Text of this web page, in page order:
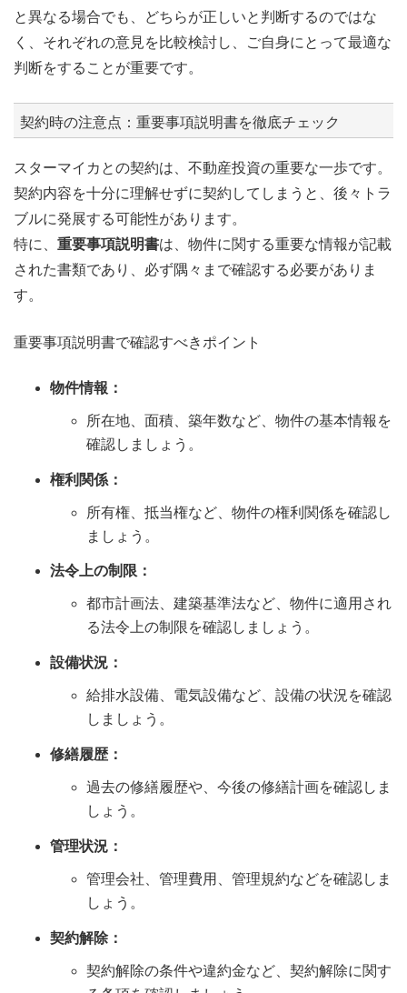
と異なる場合でも、どちらが正しいと判断するのではな
く、それぞれの意見を比較検討し、ご自身にとって最適な
判断をすることが重要です。
契約時の注意点：重要事項説明書を徹底チェック
スターマイカとの契約は、不動産投資の重要な一歩です。
契約内容を十分に理解せずに契約してしまうと、後々トラ
ブルに発展する可能性があります。
特に、 重要事項説明書は、物件に関する重要な情報が記載
された書類であり、必ず隅々まで確認する必要がありま
す。
重要事項説明書で確認すべきポイント
物件情報：
所在地、面積、築年数など、物件の基本情報を
確認しましょう。
権利関係：
所有権、抵当権など、物件の権利関係を確認し
ましょう。
法令上の制限：
都市計画法、建築基準法など、物件に適用され
る法令上の制限を確認しましょう。
設備状況：
給排水設備、電気設備など、設備の状況を確認
しましょう。
修繕履歴：
過去の修繕履歴や、今後の修繕計画を確認しま
しょう。
管理状況：
管理会社、管理費用、管理規約などを確認しま
しょう。
契約解除：
契約解除の条件や違約金など、契約解除に関す